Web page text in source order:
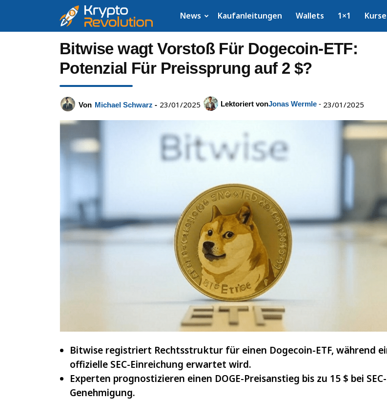
Krypto
Aktuelle
Bitcoin,
XRP,
Cardano,
IOTA
VeChain
News Kaufanleitungen Wallets 1×1 Kurse
Bitwise wagt Vorstoß Für Dogecoin-ETF:
Potenzial Für Preissprung auf 2 $?
Von Michael Schwarz - 23/01/2025 Lektoriert vonJonas Wermle - 23/01/2025
Bitwise registriert Rechtsstruktur für einen Dogecoin-ETF, während
offizielle SEC-Einreichung erwartet wird.
Experten prognostizieren einen DOGE-Preisanstieg bis zu 15 $ bei SEC-
Genehmigung.